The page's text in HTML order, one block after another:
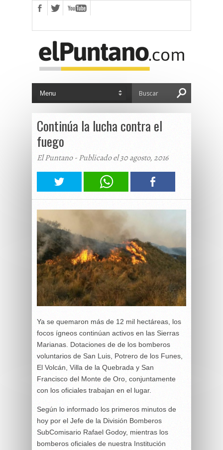
Continúa la lucha contra el
fuego
El Puntano - Publicado el 30 agosto, 2016
Ya se quemaron más de 12 mil hectáreas, los
focos ígneos continúan activos en las Sierras
Marianas. Dotaciones de de los bomberos
voluntarios de San Luis, Potrero de los Funes,
El Volcán, Villa de la Quebrada y San
Francisco del Monte de Oro, conjuntamente
con los oficiales trabajan en el lugar.
Según lo informado los primeros minutos de
hoy por el Jefe de la División Bomberos
SubComisario Rafael Godoy, mientras los
bomberos oficiales de nuestra Institución